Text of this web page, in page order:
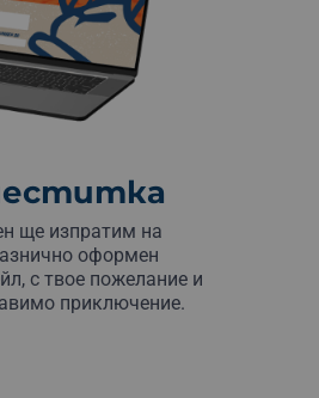
ще изпратим на
оформен
с твое пожелание и
приключение.